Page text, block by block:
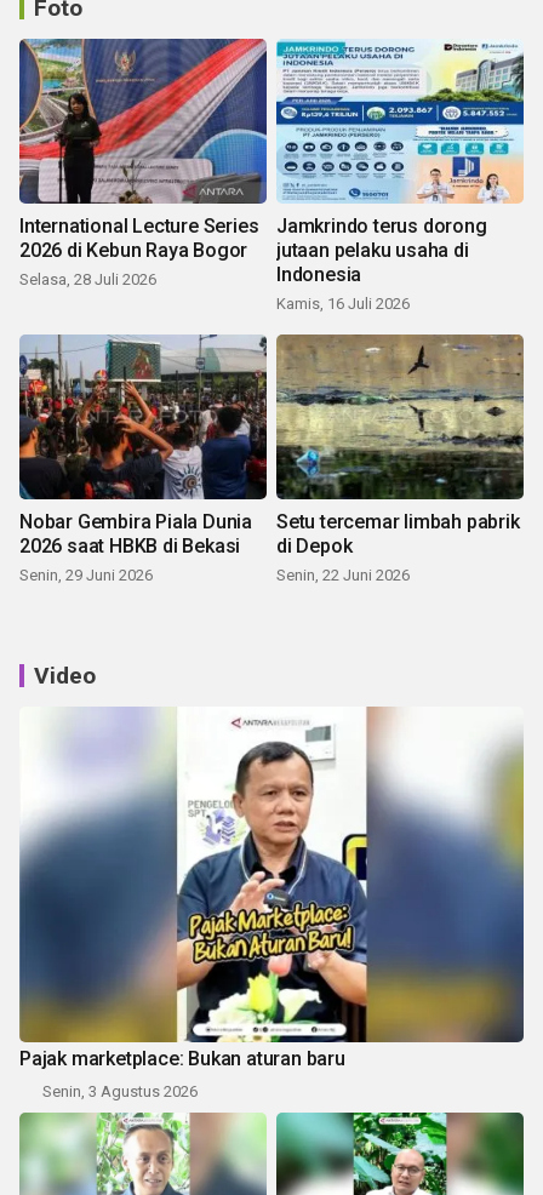
Foto
International Lecture Series
2026 di Kebun Raya Bogor
Selasa, 28 Juli 2026
Jamkrindo terus dorong
jutaan pelaku usaha di
Indonesia
Kamis, 16 Juli 2026
Nobar Gembira Piala Dunia
2026 saat HBKB di Bekasi
Senin, 29 Juni 2026
Setu tercemar limbah pabrik
di Depok
Senin, 22 Juni 2026
Video
Pajak marketplace: Bukan aturan baru
Senin, 3 Agustus 2026